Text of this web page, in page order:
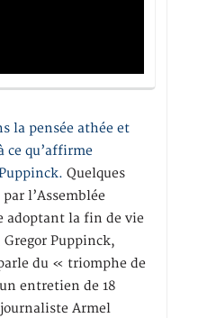
la pensée athée et
qu’affirme
Quelques
l’Assemblée
adoptant la fin de vie
Puppinck,
du « triomphe de
entretien de 18
Armel